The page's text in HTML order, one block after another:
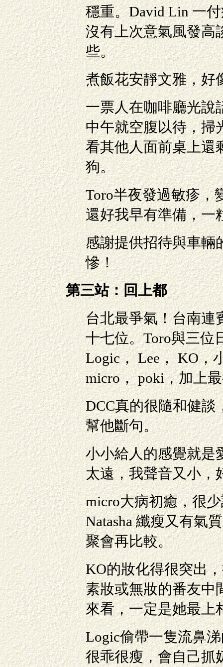
穩重。David Lin 一
沒有上次意氣風發高
些。
煮飯花安靜文雅，好
一票人在咖啡廳光說
中午就空腹以待，掃
看其他人面前桌上還
狗。
Toro半夜發過敏疹，
還好我早有準備，一
感謝提供招待與車輛
慘！
第三站：回上都
台北最爭氣！台南連
十七位。Toro與三位
Logic， Lee， KO，
micro， poki，加上
DCC真的很隨和健
幫他斷句。
小小給人的感覺就是
太遠，我聲音又小，
micro大病初癒，很
Natasha 纖瘦又有氣
聚會再比較。
KO的妝化得很突出
素妝或無妝的番友中
來看，一定是她最上
Logic偷帶一隻流鼻
很乖很瘦，會自己抓